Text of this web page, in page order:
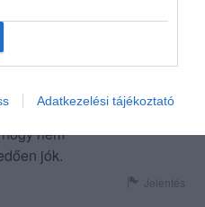
Adatkezelési tájékoztató
viszonyítva. A
egyedi,
hangulattal
az ételek finomak,
hozzá kell
nem
jók.
Jelentés